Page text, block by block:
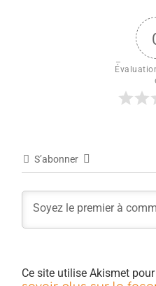
S’abonner
Ce site utilise Akismet